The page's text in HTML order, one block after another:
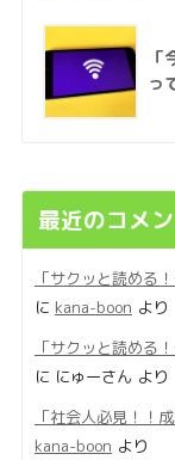
っ
最近のコメ
「サクッと読める
に kana-boon より
「サクッと読める
に にゅーさんより
「社会人必見！！
kana-boon より